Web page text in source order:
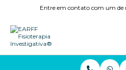
Entre em contato com um de